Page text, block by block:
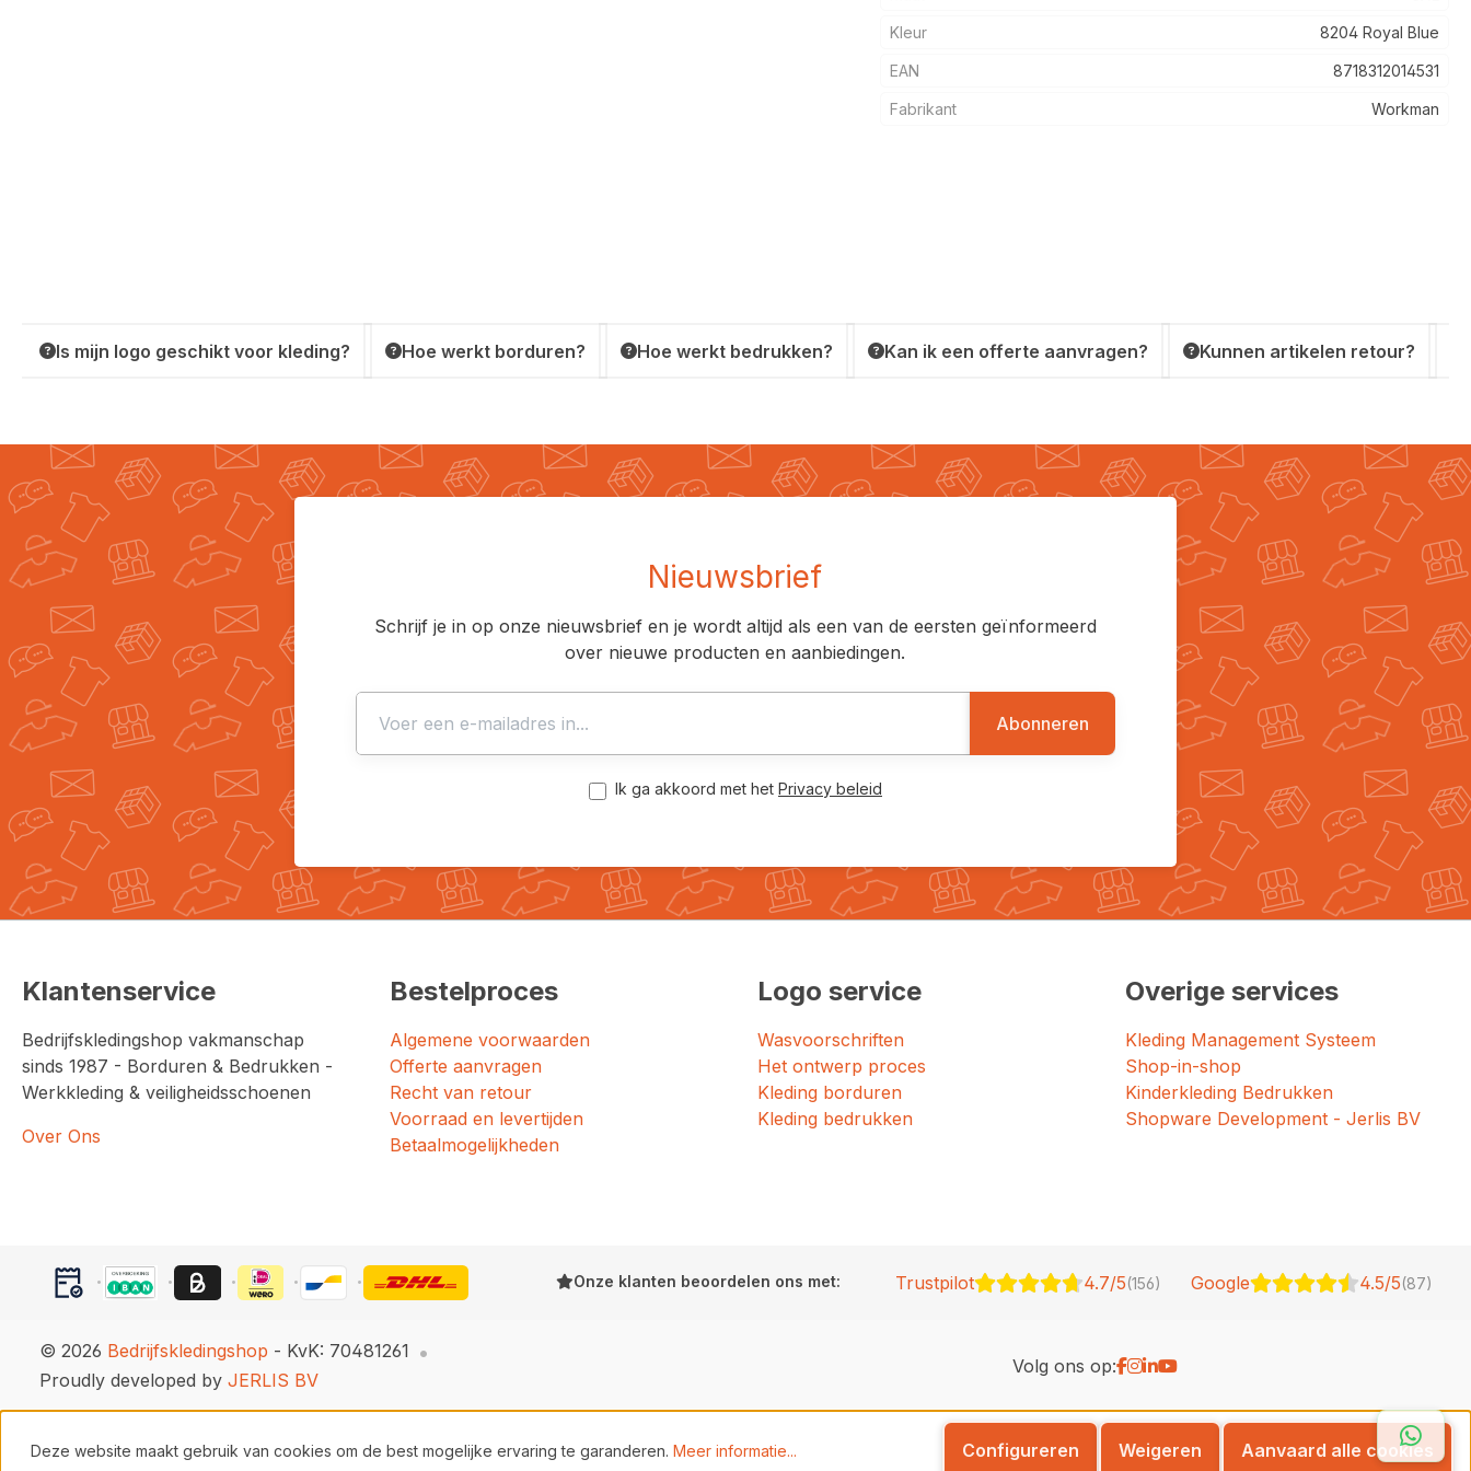
Kleur 8204 Royal Blue
EAN 8718312014531
Fabrikant Workman
Is mijn logo geschikt voor kleding? Hoe werkt borduren? Hoe werkt bedrukken? Kan ik een offerte aanvragen? Kunnen artikelen retour?
Nieuwsbrief
Schrijf je in op onze nieuwsbrief en je wordt altijd als een van de eersten geïnformeerd
over nieuwe producten en aanbiedingen.
Abonneren
Ik ga akkoord met het Privacy beleid
Klantenservice
Bedrijfskledingshop vakmanschap
sinds 1987 - Borduren & Bedrukken -
Werkkleding & veiligheidsschoenen
Over Ons
Bestelproces
Algemene voorwaarden
Offerte aanvragen
Recht van retour
Voorraad en levertijden
Betaalmogelijkheden
Logo service
Wasvoorschriften
Het ontwerp proces
Kleding borduren
Kleding bedrukken
Overige services
Kleding Management Systeem
Shop-in-shop
Kinderkleding Bedrukken
Shopware Development - Jerlis BV
Onze klanten beoordelen ons met: Trustpilot 4.7/5(156) Google 4.5/5(87)
© 2026 Bedrijfskledingshop - KvK: 70481261
Proudly developed by JERLIS BV
Volg ons op:
Deze website maakt gebruik van cookies om de best mogelijke ervaring te garanderen. Meer informatie... Weigeren
Configureren Aanvaard alle cookies